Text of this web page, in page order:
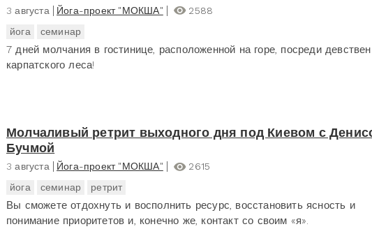
3 августа Йога-проект "МОКША"
2588
йога
семинар
7 дней молчания в гостинице, расположенной на горе, посреди
карпатского леса!
Молчаливый ретрит выходного дня под Киевом с
Бучмой
3 августа Йога-проект "МОКША"
2615
йога
семинар ретрит
Вы сможете отдохнуть и восполнить ресурс, восстановить ясность и
понимание приоритетов и, конечно же, контакт со своим «я».